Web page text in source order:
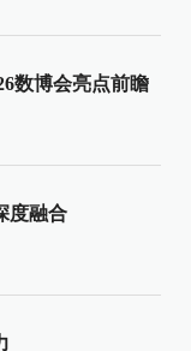
数博会亮点前瞻
度融合